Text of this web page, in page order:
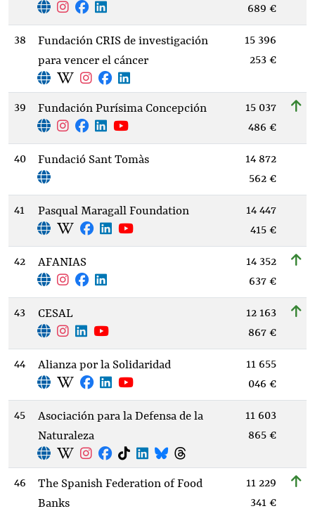
689 €
38
Fundación CRIS de investigación
para vencer el cáncer
15 396
253 €
39 Fundación Purísima Concepción
15 037
486 €
40 Fundació Sant Tomàs
14 872
562 €
41 Pasqual Maragall Foundation
14 447
415 €
42 AFANIAS
14 352
637 €
43 CESAL
12 163
867 €
44 Alianza por la Solidaridad
11 655
046 €
45
Asociación para la Defensa de la
Naturaleza
11 603
865 €
46
The Spanish Federation of Food
Banks
11 229
341 €